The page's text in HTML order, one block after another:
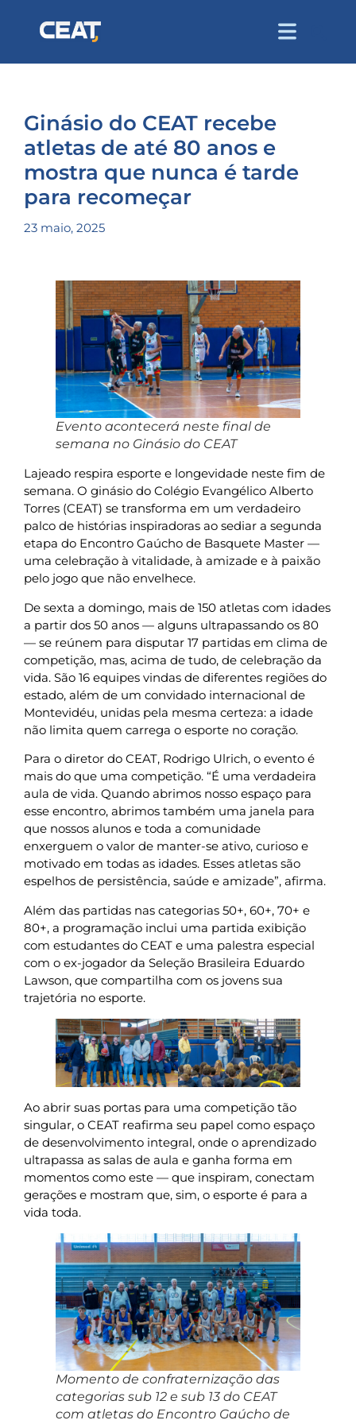
Ginásio do CEAT recebe
atletas de até 80 anos e
mostra que nunca é tarde
para recomeçar
23 maio, 2025
Evento acontecerá neste final de
semana no Ginásio do CEAT
Lajeado respira esporte e longevidade neste fim de
semana. O ginásio do Colégio Evangélico Alberto
Torres (CEAT) se transforma em um verdadeiro
palco de histórias inspiradoras ao sediar a segunda
etapa do Encontro Gaúcho de Basquete Master —
uma celebração à vitalidade, à amizade e à paixão
pelo jogo que não envelhece.
De sexta a domingo, mais de 150 atletas com idades
a partir dos 50 anos — alguns ultrapassando os 80
— se reúnem para disputar 17 partidas em clima de
competição, mas, acima de tudo, de celebração da
vida. São 16 equipes vindas de diferentes regiões do
estado, além de um convidado internacional de
Montevidéu, unidas pela mesma certeza: a idade
não limita quem carrega o esporte no coração.
Para o diretor do CEAT, Rodrigo Ulrich, o evento é
mais do que uma competição. “É uma verdadeira
aula de vida. Quando abrimos nosso espaço para
esse encontro, abrimos também uma janela para
que nossos alunos e toda a comunidade
enxerguem o valor de manter-se ativo, curioso e
motivado em todas as idades. Esses atletas são
espelhos de persistência, saúde e amizade”, afirma.
Além das partidas nas categorias 50+, 60+, 70+ e
80+, a programação inclui uma partida exibição
com estudantes do CEAT e uma palestra especial
com o ex-jogador da Seleção Brasileira Eduardo
Lawson, que compartilha com os jovens sua
trajetória no esporte.
Ao abrir suas portas para uma competição tão
singular, o CEAT reafirma seu papel como espaço
de desenvolvimento integral, onde o aprendizado
ultrapassa as salas de aula e ganha forma em
momentos como este — que inspiram, conectam
gerações e mostram que, sim, o esporte é para a
vida toda.
Momento de confraternização das
categorias sub 12 e sub 13 do CEAT
com atletas do Encontro Gaúcho de